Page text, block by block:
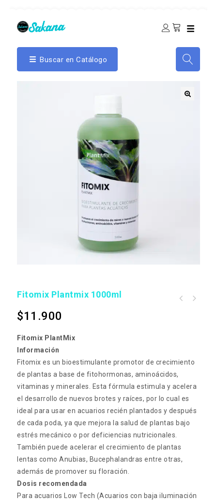
Buscar en Catálogo
Fitomix Plantmix 1000ml
$11.900
Fitomix PlantMix
Información
Fitomix es un bioestimulante promotor de crecimiento
de plantas a base de fitohormonas, aminoácidos,
vitaminas y minerales. Esta fórmula estimula y acelera
el desarrollo de nuevos brotes y raíces, por lo cual es
ideal para usar en acuarios recién plantados y después
de cada poda, ya que mejora la salud de plantas bajo
estrés mecánico o por deficiencias nutricionales.
También puede acelerar el crecimiento de plantas
lentas como Anubias, Bucephalandras entre otras,
además de promover su floración.
Dosis recomendada
Para acuarios Low Tech (Acuarios con baja iluminación